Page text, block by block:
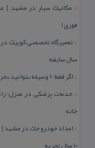
:: مكانیك سیار در مشهد |
فوری)
::
سال سابقه
:: اگر فقط 10 وسیله بتوانید بخرید، اولویت با كدام تجهیزات است؟
:: خدمات پزشكی در منزل؛
خانه
::
۱۰ سال تجربه